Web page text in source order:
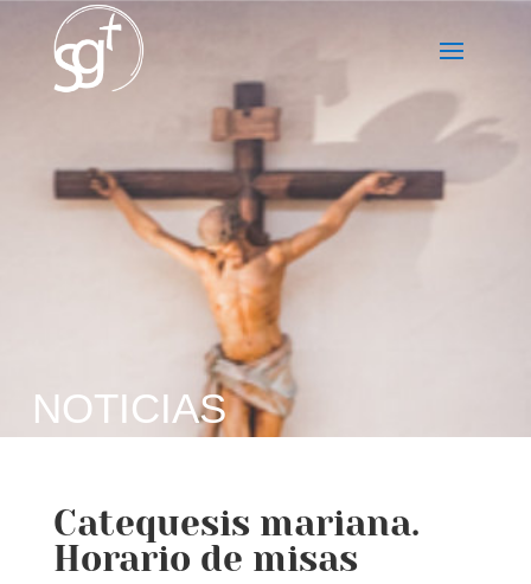
NOTICIAS
Catequesis mariana.
Horario de misas